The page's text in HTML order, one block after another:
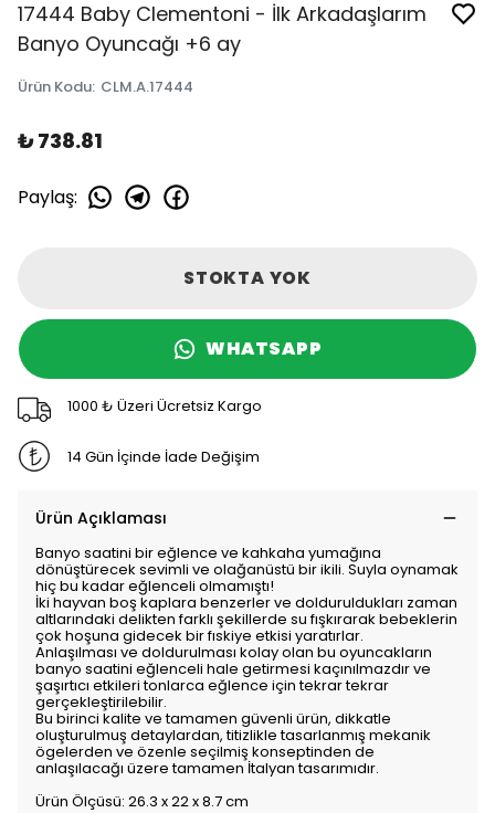
17444 Baby Clementoni - İlk Arkadaşlarım
Banyo Oyuncağı +6 ay
Ürün Kodu: CLM.A.17444
₺ 738.81
Paylaş:
STOKTA YOK
WHATSAPP
1000 ₺ Üzeri Ücretsiz Kargo
14 Gün İçinde İade Değişim
Ürün Açıklaması
Banyo saatini bir eğlence ve kahkaha yumağına
dönüştürecek sevimli ve olağanüstü bir ikili. Suyla oynamak
hiç bu kadar eğlenceli olmamıştı!
İki hayvan boş kaplara benzerler ve dolduruldukları zaman
altlarındaki delikten farklı şekillerde su fışkırarak bebeklerin
çok hoşuna gidecek bir fıskiye etkisi yaratırlar.
Anlaşılması ve doldurulması kolay olan bu oyuncakların
banyo saatini eğlenceli hale getirmesi kaçınılmazdır ve
şaşırtıcı etkileri tonlarca eğlence için tekrar tekrar
gerçekleştirilebilir.
Bu birinci kalite ve tamamen güvenli ürün, dikkatle
oluşturulmuş detaylardan, titizlikle tasarlanmış mekanik
ögelerden ve özenle seçilmiş konseptinden de
anlaşılacağı üzere tamamen İtalyan tasarımıdır.
Ürün Ölçüsü: 26.3 x 22 x 8.7 cm